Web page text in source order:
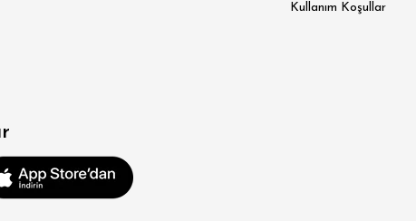
Kullanım Koşullar